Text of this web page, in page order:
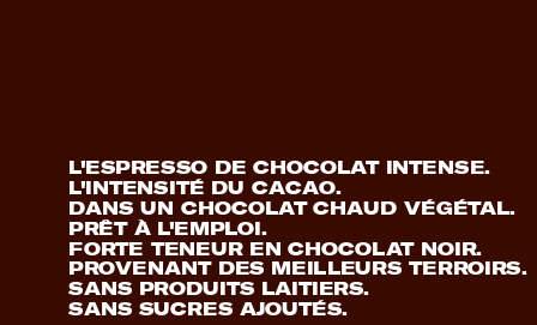
L'ESPRESSO DE CHOCOLAT INTENSE.
L'INTENSITÉ DU CACAO.
DANS UN CHOCOLAT CHAUD VÉGÉTAL.
PRÊT À L'EMPLOI.
FORTE TENEUR EN CHOCOLAT NOIR.
PROVENANT DES MEILLEURS TERROIRS.
SANS PRODUITS LAITIERS.
SANS SUCRES AJOUTÉS.